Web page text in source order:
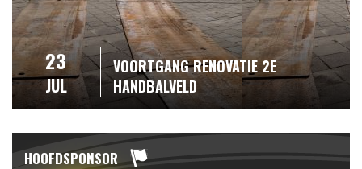
23
JUL
VOORTGANG RENOVATIE 2E
HANDBALVELD
HOOFDSPONSOR